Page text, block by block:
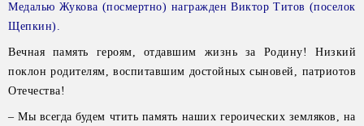
Медалью Жукова (посмертно) награжден Виктор Титов (поселок
Щепкин).
Вечная память героям, отдавшим жизнь за Родину! Низкий
поклон родителям, воспитавшим достойных сыновей, патриотов
Отечества!
– Мы всегда будем чтить память наших героических земляков, на